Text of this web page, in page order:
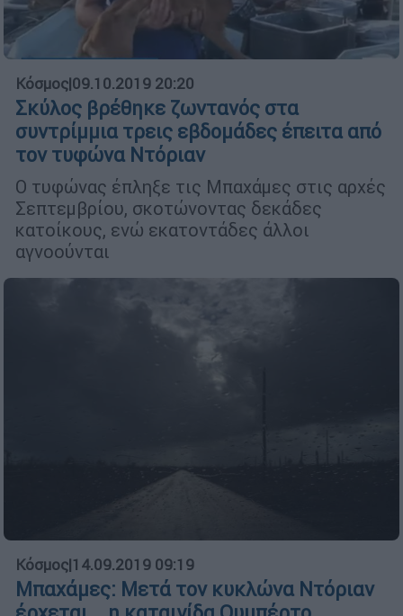
Κόσμος|09.10.2019 20:20
Σκύλος βρέθηκε ζωντανός στα
συντρίμμια τρεις εβδομάδες έπειτα από
τον τυφώνα Ντόριαν
Ο τυφώνας έπληξε τις Μπαχάμες στις αρχές
Σεπτεμβρίου, σκοτώνοντας δεκάδες
κατοίκους, ενώ εκατοντάδες άλλοι
αγνοούνται
Κόσμος|14.09.2019 09:19
Μπαχάμες: Mετά τον κυκλώνα Ντόριαν